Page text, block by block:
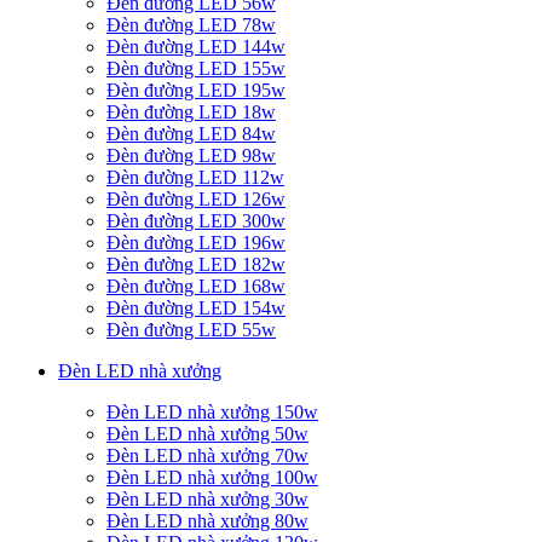
Đèn đường LED 78w
Đèn đường LED 144w
Đèn đường LED 155w
Đèn đường LED 195w
Đèn đường LED 18w
Đèn đường LED 84w
Đèn đường LED 98w
Đèn đường LED 112w
Đèn đường LED 126w
Đèn đường LED 300w
Đèn đường LED 196w
Đèn đường LED 182w
Đèn đường LED 168w
Đèn đường LED 154w
Đèn đường LED 55w
Đèn LED nhà xưởng
Đèn LED nhà xưởng 150w
Đèn LED nhà xưởng 50w
Đèn LED nhà xưởng 70w
Đèn LED nhà xưởng 100w
Đèn LED nhà xưởng 30w
Đèn LED nhà xưởng 80w